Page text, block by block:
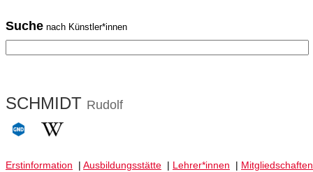
Suche nach Künstler*innen
SCHMIDT Rudolf
Erstinformation | Ausbildungsstätte | Lehrer*innen | Mitgliedschaften